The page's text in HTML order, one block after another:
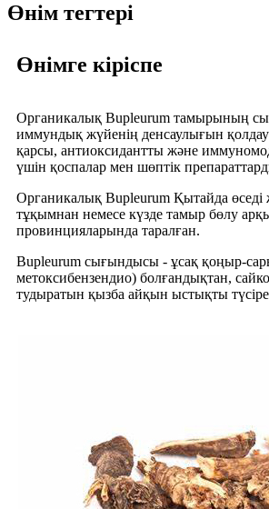
Өнім тегтері
Өнімге кіріспе
Органикалық Bupleurum тамырының
иммундық жүйенің денсаулығын
қарсы, антиоксидантты және
үшін қоспалар мен шөптік
Органикалық Bupleurum Қытайда өседі
тұқымнан немесе күзде тамыр бөлу
провинцияларында таралған.
Bupleurum сығындысы - ұсақ қоңыр-
метоксибензендио) болғандықтан,
тудыратын қызба айқын ыстықты